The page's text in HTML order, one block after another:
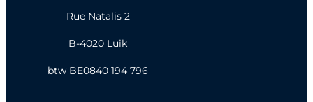
Rue Natalis 2
B-4020 Luik
btw BE0840 194 796